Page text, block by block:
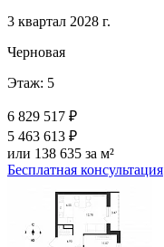
3 квартал 2028 г.
Черновая
Этаж: 5
6 829 517 ₽
5 463 613 ₽
или 138 635 за м²
Бесплатная консультация